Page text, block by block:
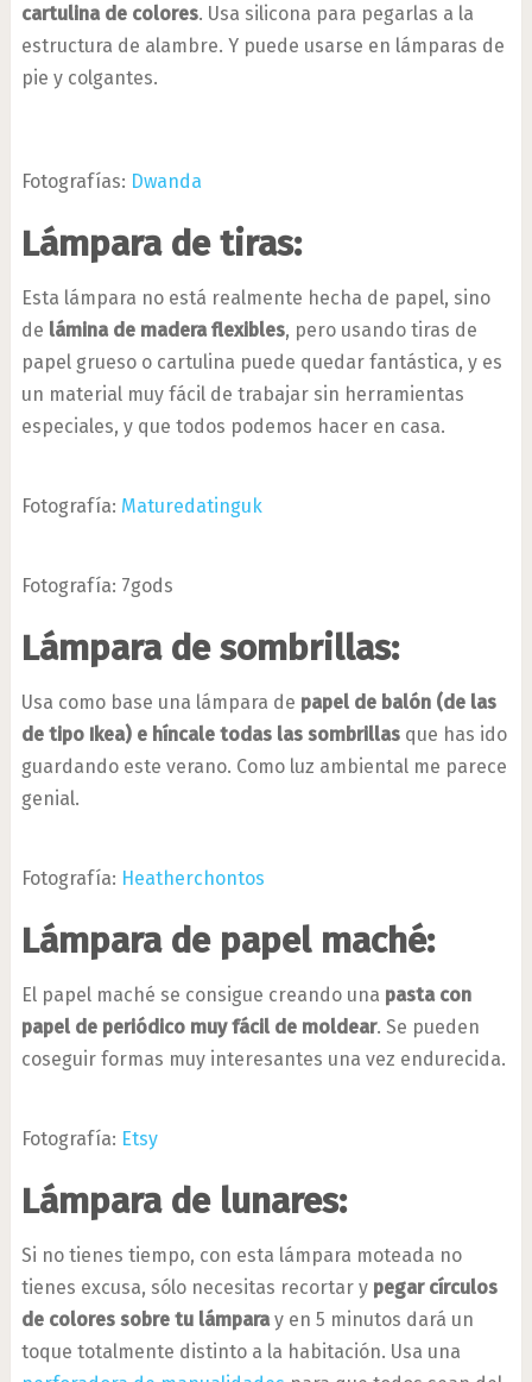
cartulina de colores. Usa silicona para pegarlas a la
estructura de alambre. Y puede usarse en lámparas de
pie y colgantes.
Fotografías: Dwanda
Lámpara de tiras:
Esta lámpara no está realmente hecha de papel, sino
de lámina de madera flexibles, pero usando tiras de
papel grueso o cartulina puede quedar fantástica, y es
un material muy fácil de trabajar sin herramientas
especiales, y que todos podemos hacer en casa.
Fotografía: Maturedatinguk
Fotografía: 7gods
Lámpara de sombrillas:
Usa como base una lámpara de papel de balón (de las
de tipo Ikea) e híncale todas las sombrillasque has ido
guardando este verano. Como luz ambiental me parece
genial.
Fotografía: Heatherchontos
Lámpara de papel maché:
El papel maché se consigue creando una pasta con
papel de periódico muy fácil de moldear. Se pueden
coseguir formas muy interesantes una vez endurecida.
Fotografía: Etsy
Lámpara de lunares:
Si no tienes tiempo, con esta lámpara moteada no
tienes excusa, sólo necesitas recortar y pegar círculos
de colores sobre tu lámparay en 5 minutos dará un
toque totalmente distinto a la habitación. Usa una